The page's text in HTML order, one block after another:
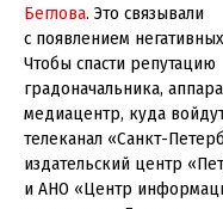
Беглова. Это связывали
с появлением
Чтобы спасти репутацию
градоначальника,
медиацентр, куда
телеканал «Санкт-
издательский центр
и АНО «Центр